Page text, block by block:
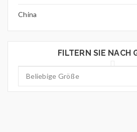
China
FILTERN SIE NACH